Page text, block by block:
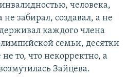
человека,
забирал, создавал, а не
каждого члена
семьи, десятки
то, что некорректно, а
Зайцева.